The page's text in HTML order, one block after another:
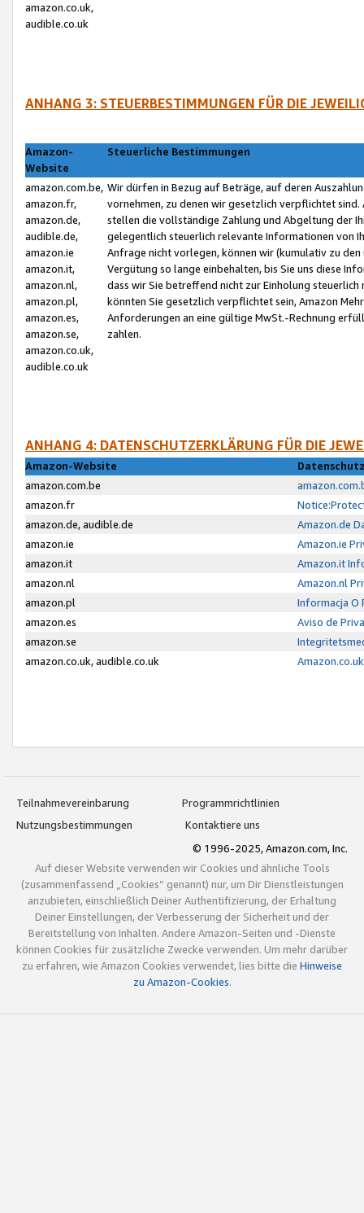
amazon.co.uk,
audible.co.uk
ANHANG 3: STEUERBESTIMMUNGEN FÜR DIE
Amazon-
Website
Steuerliche Bestimmungen
amazon.com.be,
amazon.fr,
amazon.de,
audible.de,
amazon.ie
amazon.it,
amazon.nl,
amazon.pl,
amazon.es,
amazon.se,
amazon.co.uk,
audible.co.uk
Wir dürfen in Bezug auf Beträge, auf deren
vornehmen, zu denen wir gesetzlich verpflichtet
stellen die vollständige Zahlung und Abgeltung der
gelegentlich steuerlich relevante Informationen von
Anfrage nicht vorlegen, können wir (kumulativ zu
Vergütung so lange einbehalten, bis Sie uns diese
dass wir Sie betreffend nicht zur Einholung
könnten Sie gesetzlich verpflichtet sein, Amazon
Anforderungen an eine gültige MwSt.-Rechnung
zahlen.
ANHANG 4: DATENSCHUTZERKLÄRUNG FÜR DIE
Amazon-Website
amazon.com.be
amazon.fr
amazon.de, audible.de
Amazon.de
amazon.ie
Amazon.ie
amazon.it
Amazon.it
amazon.nl
Amazon.nl
amazon.pl
Informacja O
amazon.es
Aviso de
amazon.se
amazon.co.uk, audible.co.uk
Teilnahmevereinbarung
Programmrichtlinien
Nutzungsbestimmungen
Kontaktiere uns
© 1996-2025, Amazon.com, Inc.
Auf dieser Website verwenden wir Cookies und ähnliche Tools
(zusammenfassend „Cookies“ genannt) nur, um Dir Dienstleistungen
anzubieten, einschließlich Deiner Authentifizierung, der Erhaltung
Deiner Einstellungen, der Verbesserung der Sicherheit und der
Bereitstellung von Inhalten. Andere Amazon-Seiten und -Dienste
können Cookies für zusätzliche Zwecke verwenden. Um mehr darüber
zu erfahren, wie Amazon Cookies verwendet, lies bitte die Hinweise
zu Amazon-Cookies.